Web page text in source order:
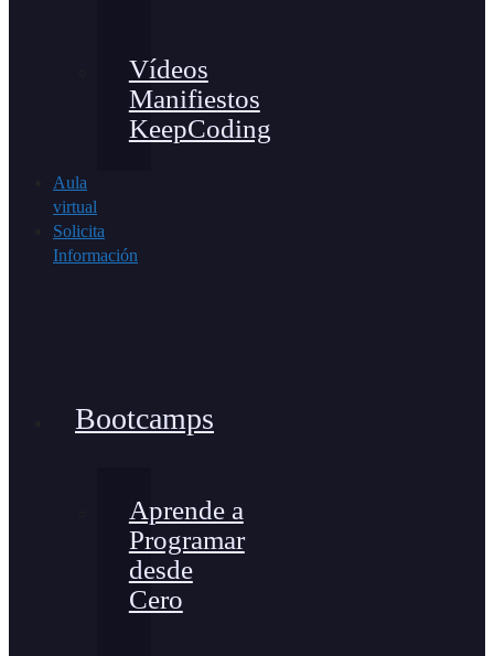
Vídeos
Manifiestos
KeepCoding
Aula
virtual
Solicita
Información
Bootcamps
Aprende a
Programar
desde
Cero